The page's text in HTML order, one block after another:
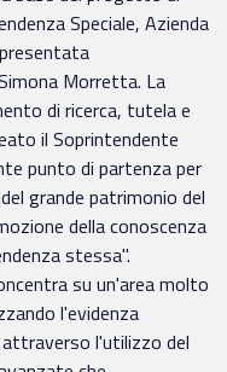
Speciale, Azienda
Morretta. La
di ricerca, tutela e
il Soprintendente
punto di partenza per
grande patrimonio del
della conoscenza
stessa".
su un'area molto
l'evidenza
l'utilizzo del